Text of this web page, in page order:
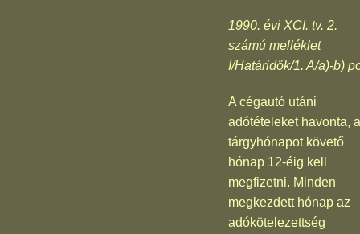
1990. évi XCI. tv. 2.
számú melléklet
I/Határidők/1. A/a)-b)
A cégautó utáni
adótételeket havonta, a
tárgyhónapot követő
hónap 12-éig kell
megfizetni. Minden
megkezdett hónap az
adókötelezettség